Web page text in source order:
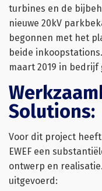
turbines en de
nieuwe 20kV
begonnen met het
beide
maart 2019 in bedrijf
Solutions:
Voor dit project
EWEF een
ontwerp en
uitgevoerd: